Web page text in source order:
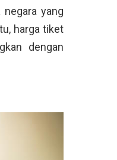
yang
harga tiket
dengan